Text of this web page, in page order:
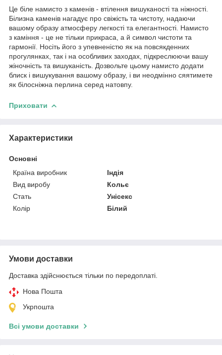
Це біле намисто з каменів - втілення вишуканості та ніжності.
Білизна каменів нагадує про свіжість та чистоту, надаючи
вашому образу атмосферу легкості та елегантності. Намисто
з каміння - це не тільки прикраса, а й символ чистоти та
гармонії. Носіть його з упевненістю як на повсякденних
прогулянках, так і на особливих заходах, підкреслюючи вашу
жіночність та вишуканість. Дозвольте цьому намисто додати
блиск і вишукування вашому образу, і ви неодмінно сяятимете
як білосніжна перлина серед натовпу.
Приховати
Характеристики
Основні
Країна виробник
Індія
Вид виробу
Кольє
Стать
Унісекс
Колір
Білий
Умови доставки
Доставка здійснюється тільки по передоплаті.
Нова Пошта
Укрпошта
Всі умови доставки